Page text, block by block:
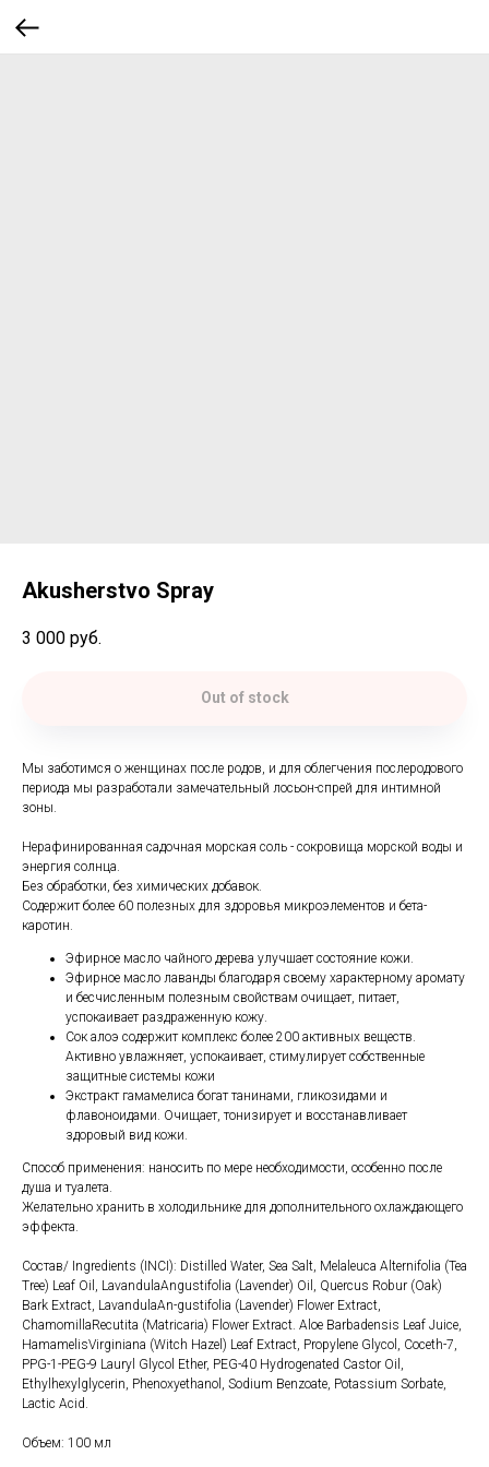
Akusherstvo Spray
3 000 руб.
Out of stock
Мы заботимся о женщинах после родов, и для облегчения послеродового
периода мы разработали замечательный лосьон-спрей для интимной
зоны.
Нерафинированная садочная морская соль - сокровища морской воды и
энергия солнца.
Без обработки, без химических добавок.
Содержит более 60 полезных для здоровья микроэлементов и бета-
каротин.
Эфирное масло чайного дерева улучшает состояние кожи.
Эфирное масло лаванды благодаря своему характерному аромату
и бесчисленным полезным свойствам очищает, питает,
успокаивает раздраженную кожу.
Сок алоэ содержит комплекс более 200 активных веществ.
Активно увлажняет, успокаивает, стимулирует собственные
защитные системы кожи
Экстракт гамамелиса богат танинами, гликозидами и
флавоноидами. Очищает, тонизирует и восстанавливает
здоровый вид кожи.
Способ применения: наносить по мере необходимости, особенно после
душа и туалета.
Желательно хранить в холодильнике для дополнительного охлаждающего
эффекта.
Состав/ Ingredients (INCI): Distilled Water, Sea Salt, Melaleuca Alternifolia (Tea
Tree) Leaf Oil, LavandulaAngustifolia (Lavender) Oil, Quercus Robur (Oak)
Bark Extract, LavandulaAn-gustifolia (Lavender) Flower Extract,
ChamomillaRecutita (Matricaria) Flower Extract. Aloe Barbadensis Leaf Juice,
HamamelisVirginiana (Witch Hazel) Leaf Extract, Propylene Glycol, Coceth-7,
PPG-1-PEG-9 Lauryl Glycol Ether, PEG-40 Hydrogenated Castor Oil,
Ethylhexylglycerin, Phenoxyethanol, Sodium Benzoate, Potassium Sorbate,
Lactic Acid.
Объем: 100 мл